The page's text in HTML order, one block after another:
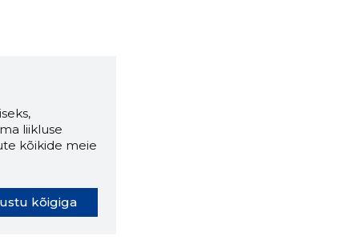
liikluse
kõikide meie
kõigiga